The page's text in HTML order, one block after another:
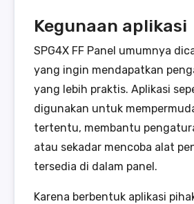
Kegunaan aplikasi
SPG4X FF Panel umumnya
yang ingin mendapatkan
yang lebih praktis. Aplikasi
digunakan untuk
tertentu, membantu
atau sekadar mencoba alat
tersedia di dalam panel.
Karena berbentuk aplikasi